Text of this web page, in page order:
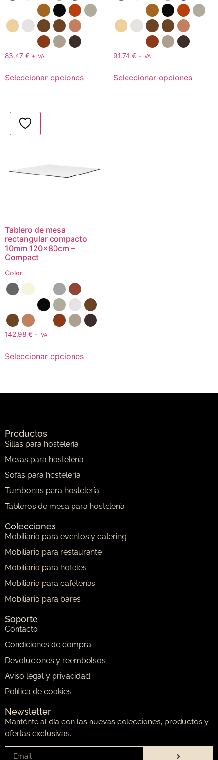
83,47 € + IVA
Seleccionar opciones
91,74 € + IVA
Seleccionar opciones
Tablero de mesa
rectangular compacto
10mm 120x80cm –
Compact
Color
142,98 € + IVA
Seleccionar opciones
Productos
Sillas para hostelería
Mesas para hostelería
Sofás para hostelería
Tumbonas para hostelería
Tableros de mesa para hostelería
Colecciones
Mobiliario para eventos y catering
Mobiliario para restaurante
Mobiliario para hoteles
Mobiliario para cafeterías
Mobiliario para bares
Soporte
Contacto
Condiciones de compra
Devoluciones y reembolsos
Aviso legal y privacidad
Política de cookies
Newsletter
Manténte al día con las nuevas colecciones, productos y
ofertas exclusivas.